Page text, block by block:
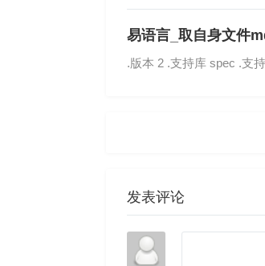
易语言_取自身文件
.版本 2 .支持库 spec .支
发表评论